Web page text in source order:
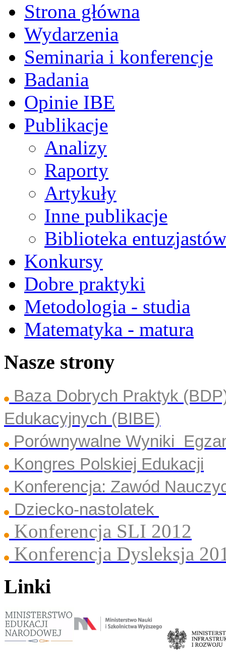
Strona główna
Wydarzenia
Seminaria i konferencje
Badania
Opinie IBE
Publikacje
Analizy
Raporty
Artykuły
Inne publikacje
Biblioteka
Konkursy
Dobre praktyki
Metodologia - studia
Matematyka - matura
Nasze strony
Baza Dobrych Praktyk
Edukacyjnych (BIBE)
Porównywalne Wyniki
Kongres Polskiej Edukacji
Konferencja: Zawód
Dziecko-nastolatek
Konferencja SLI 2012
Konferencja Dysleksja
Linki